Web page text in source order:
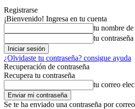
Registrarse
¡Bienvenido! Ingresa en tu cuenta
tu nombre
tu contraseña
¿Olvidaste tu contraseña? consigue ayuda
Recuperación de contraseña
Recupera tu contraseña
tu correo
Se te ha enviado una contraseña por